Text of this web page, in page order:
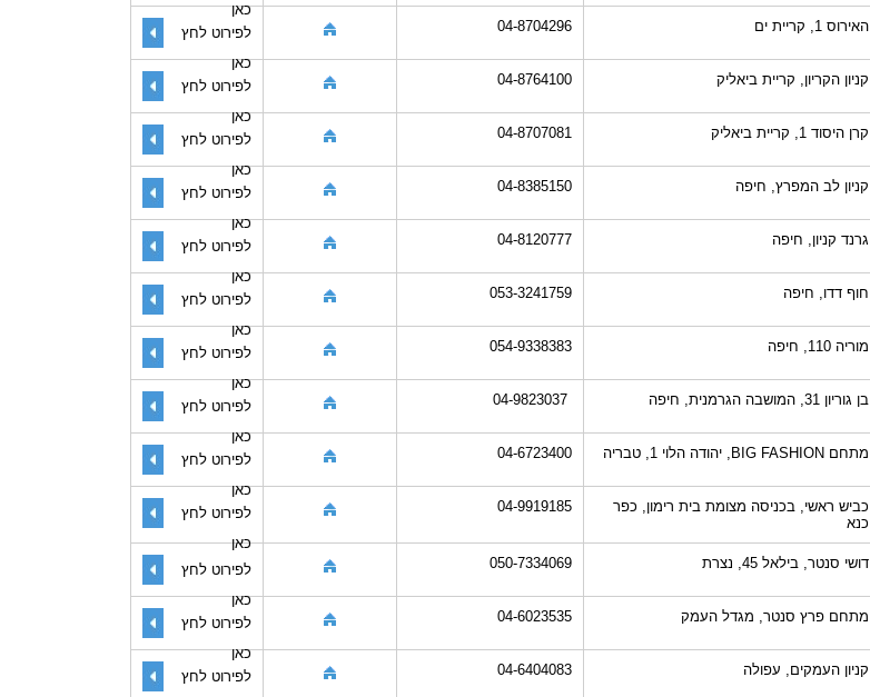
כאן
האירוס 1, קריית ים 04-8704296
לפירוט לחץ
כאן
קניון הקריון, קריית ביאליק 04-8764100
לפירוט לחץ
כאן
קרן היסוד 1, קריית ביאליק 04-8707081
לפירוט לחץ
כאן
קניון לב המפרץ, חיפה 04-8385150
לפירוט לחץ
כאן
גרנד קניון, חיפה 04-8120777
לפירוט לחץ
כאן
חוף דדו, חיפה 053-3241759
לפירוט לחץ
כאן
מוריה 110, חיפה 054-9338383
לפירוט לחץ
כאן
בן גוריון 31, המושבה הגרמנית, חיפה
לפירוט לחץ
כאן
מתחם BIG FASHION, יהודה הלוי 1, טבריה 04-6723400
לפירוט לחץ
כאן
כביש ראשי, בכניסה מצומת בית רימון, כפר
כנא
04-9919185
לפירוט לחץ
כאן
דושי סנטר, בילאל 45, נצרת 050-7334069
לפירוט לחץ
כאן
מתחם פרץ סנטר, מגדל העמק 04-6023535
לפירוט לחץ
כאן
קניון העמקים, עפולה 04-6404083
לפירוט לחץ